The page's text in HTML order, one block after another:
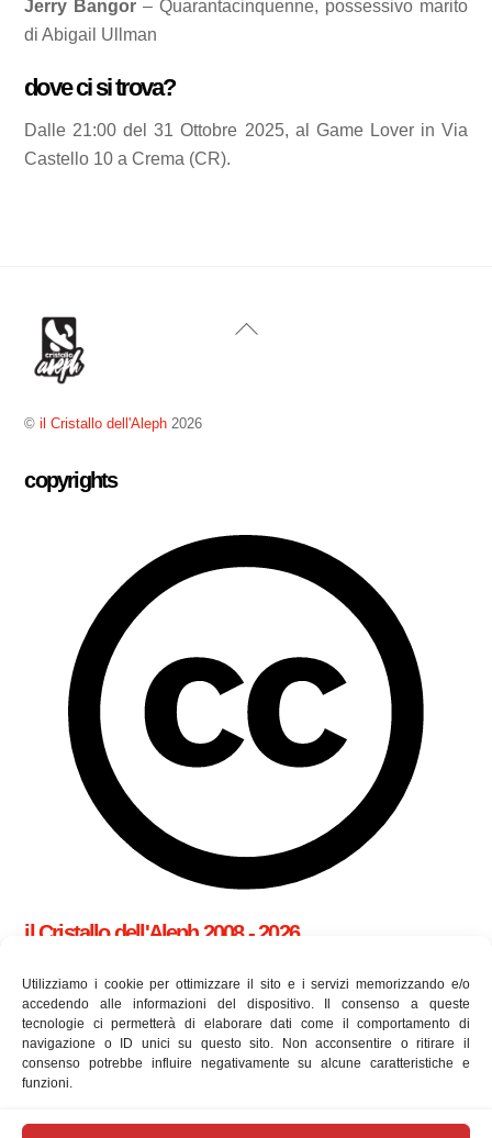
Utilizziamo i cookie per ottimizzare il sito e i servizi memorizzando e/o
accedendo alle informazioni del dispositivo. Il consenso a queste
tecnologie ci permetterà di elaborare dati come il comportamento di
navigazione o ID unici su questo sito. Non acconsentire o ritirare il
consenso potrebbe influire negativamente su alcune caratteristiche e
funzioni.
Jerry Bangor – Quarantacinquenne, possessivo marito
di Abigail Ullman
dove ci si trova?
Dalle 21:00 del 31 Ottobre 2025, al Game Lover in Via
Castello 10 a Crema (CR).
Back
©il Cristallo dell'Aleph 2026
copyrights
il Cristallo dell'Aleph 2008 - 2026
cookie policy (UE)
Utilizziamo i cookie per essere sicuri che tu possa avere la
migliore esperienza sul nostro sito. Se continui ad utilizzare